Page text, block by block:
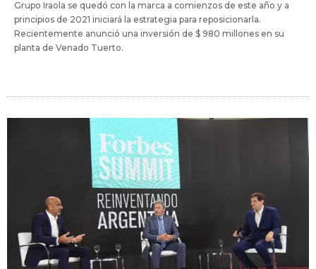
Grupo Iraola se quedó con la marca a comienzos de este año y a
principios de 2021 iniciará la estrategia para reposicionarla.
Recientemente anunció una inversión de $ 980 millones en su
planta de Venado Tuerto.